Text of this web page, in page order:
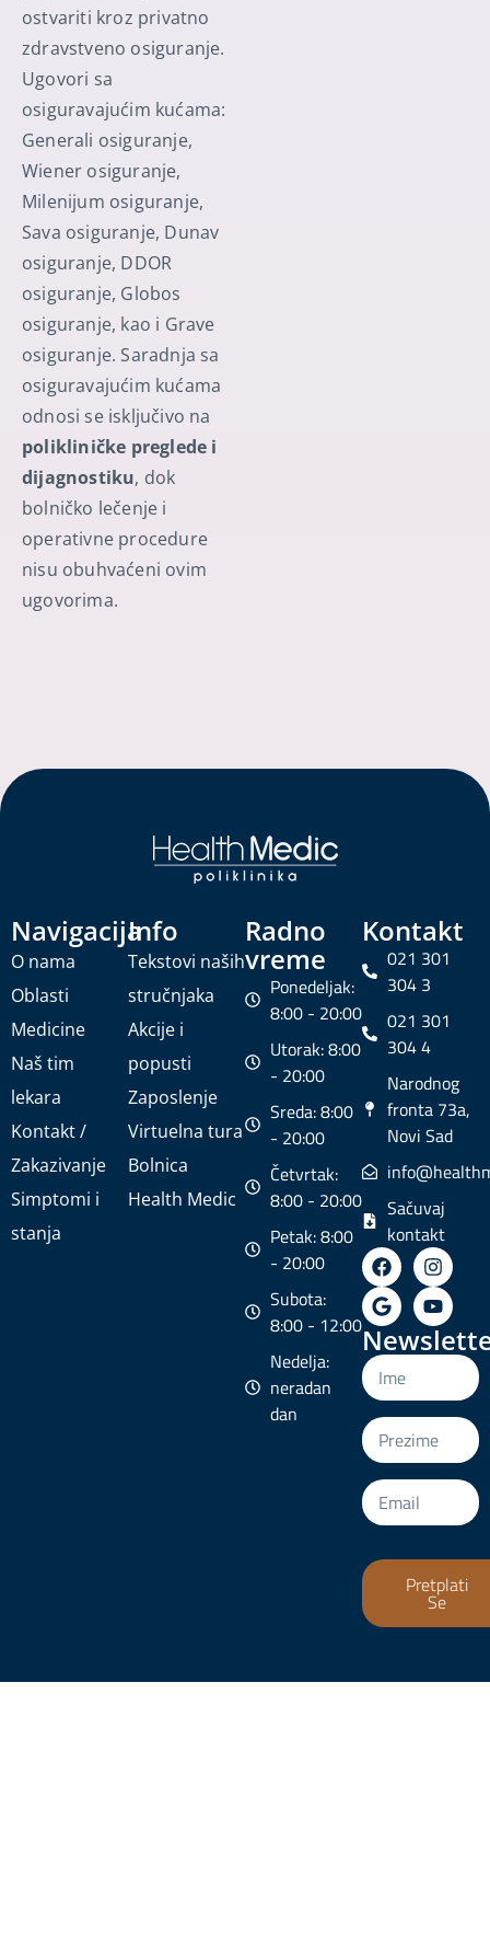
ostvariti kroz privatno
zdravstveno osiguranje.
Ugovori sa
osiguravajućim kućama:
Generali osiguranje,
Wiener osiguranje,
Milenijum osiguranje,
Sava osiguranje, Dunav
osiguranje, DDOR
osiguranje, Globos
osiguranje, kao i Grave
osiguranje. Saradnja sa
osiguravajućim kućama
odnosi se isključivo na
polikliničke preglede i
dijagnostiku, dok
bolničko lečenje i
operativne procedure
nisu obuhvaćeni ovim
ugovorima.
Navigacija
O nama
Oblasti
Medicine
Naš tim
lekara
Kontakt /
Zakazivanje
Simptomi i
stanja
Info
Tekstovi naših
stručnjaka
Akcije i
popusti
Zaposlenje
Virtuelna tura
Bolnica
Health Medic
Radno
vreme
Ponedeljak:
8:00 - 20:00
Utorak: 8:00
- 20:00
Sreda: 8:00
- 20:00
Četvrtak:
8:00 - 20:00
Petak: 8:00
- 20:00
Subota:
8:00 - 12:00
Nedelja:
neradan
dan
Kontakt
021 301
304 3
021 301
304 4
Narodnog
fronta 73a,
Novi Sad
Sačuvaj
kontakt
Pretplati
Se